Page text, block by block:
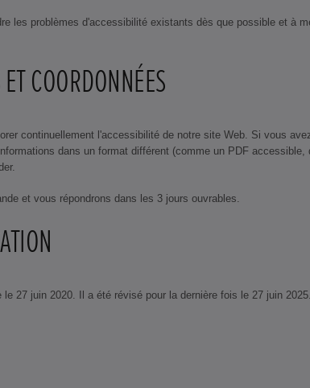
les problèmes d'accessibilité existants dès que possible et à
COORDONNÉES
continuellement l'accessibilité de notre site Web. Si vous
dans un format différent (comme un PDF
et vous répondrons dans les 3 jours ouvrables.
27 juin 2020. Il a été révisé pour la dernière fois le 27 juin 2025.